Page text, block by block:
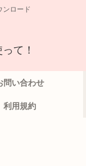
ンロード
て！
問い合わせ
利用規約